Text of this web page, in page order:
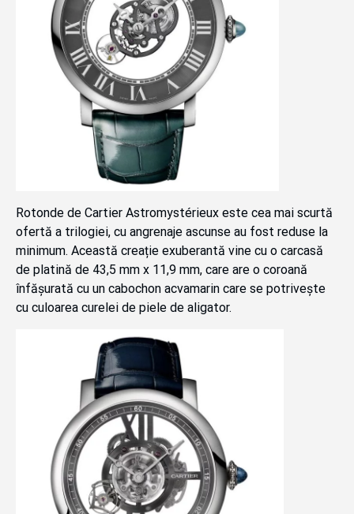
Rotonde de Cartier Astromystérieux este cea mai scurtă
ofertă a trilogiei, cu angrenaje ascunse au fost reduse la
minimum. Această creație exuberantă vine cu o carcasă
de platină de 43,5 mm x 11,9 mm, care are o coroană
înfășurată cu un cabochon acvamarin care se potrivește
cu culoarea curelei de piele de aligator.